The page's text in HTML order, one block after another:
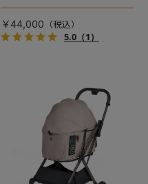
ジ！
￥44,000
5.0（1）